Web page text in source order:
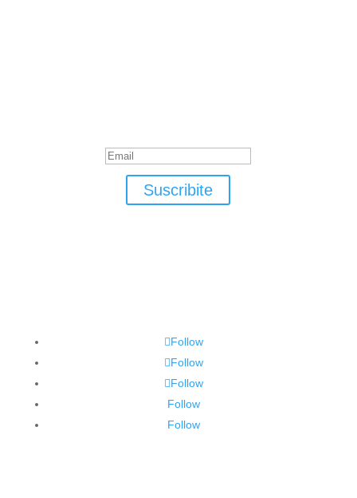
Suscribite
Follow
Follow
Follow
Follow
Follow